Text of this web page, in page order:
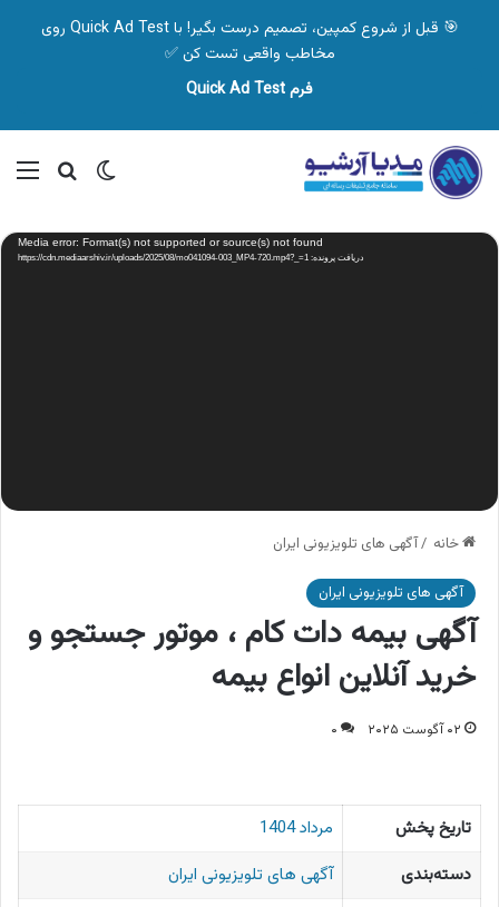
🎯 قبل از شروع کمپین، تصمیم درست بگیر! با Quick Ad Test روی
مخاطب واقعی تست کن ✅
فرم Quick Ad Test
تغییر پوسته
نمایشگر
ویدیو Media error: Format(s) not supported or source(s) not found
دریافت پرونده: https://cdn.mediaarshiv.ir/uploads/2025/08/mo041094-003_MP4-720.mp4?_=1
خانه /آگهی های تلویزیونی ایران
آگهی های تلویزیونی ایران
آگهی بیمه دات کام ، موتور جستجو و
خرید آنلاین انواع بیمه
۰۲ آگوست ۲۰۲۵ ۰
تاریخ پخش
مرداد 1404
دسته‌بندی
آگهی های تلویزیونی ایران